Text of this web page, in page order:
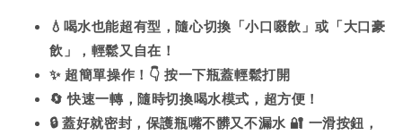
💧喝水也能超有型，隨心切換「小口啜飲」或「大口豪
飲」，輕鬆又自在！
✨ 超簡單操作！👇 按一下瓶蓋輕鬆打開
🔄 快速一轉，隨時切換喝水模式，超方便！
🔒 蓋好就密封，保護瓶嘴不髒又不漏水 🔐 一滑按鈕，